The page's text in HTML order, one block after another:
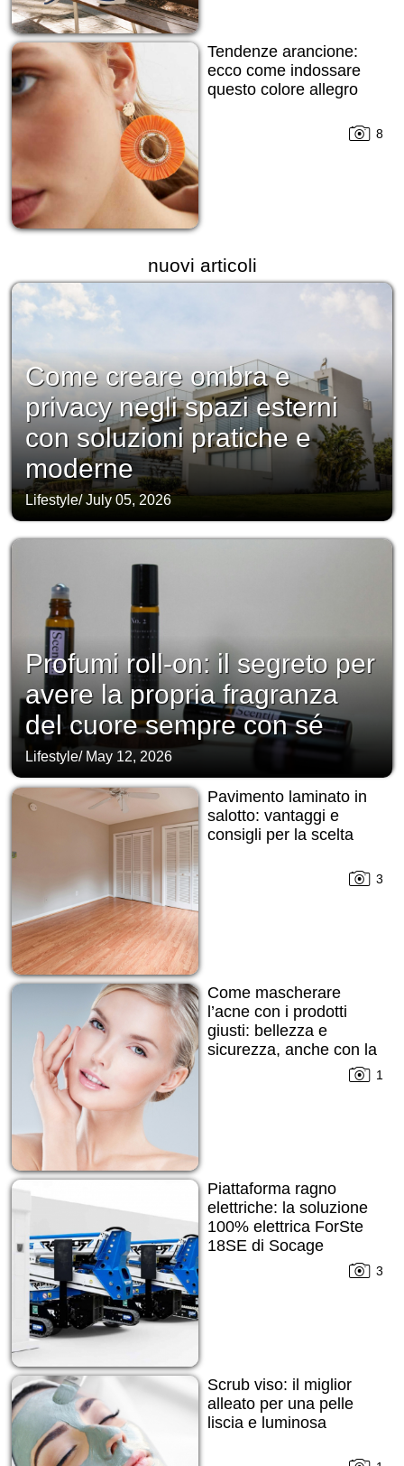
Tendenze arancione:
ecco come indossare
questo colore allegro
8
nuovi articoli
Come creare ombra e
privacy negli spazi esterni
con soluzioni pratiche e
moderne
Lifestyle/July 05, 2026
Profumi roll-on: il segreto per
avere la propria fragranza
del cuore sempre con sé
Lifestyle/ May 12, 2026
Pavimento laminato in
salotto: vantaggi e
consigli per la scelta
3
Come mascherare
l’acne con i prodotti
giusti: bellezza e
sicurezza, anche con la
1
Piattaforma ragno
elettriche: la soluzione
100% elettrica ForSte
18SE di Socage
3
Scrub viso: il miglior
alleato per una pelle
liscia e luminosa